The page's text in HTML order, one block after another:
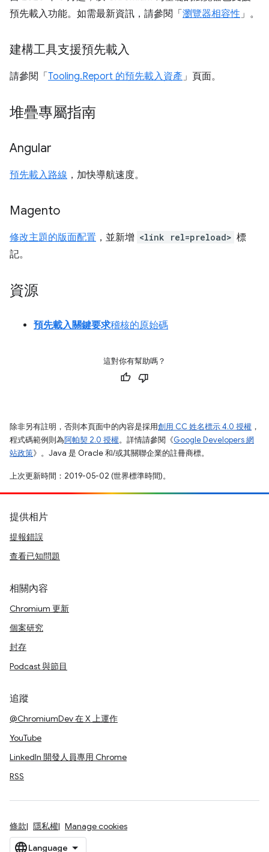
預先載入功能。如需最新資訊，請參閱「 瀏覽器相容性」。
建構工具支援預先載入
請參閱「 Tooling.Report 的預先載入資產」頁面。
堆疊專屬指南
Angular
預先載入路線 ，加快導航速度。
Magento
修改主題的版面配置 ，並新增 <link rel=preload> 標
記。
資源
預先載入關鍵要求稽核的原始碼
這對你有幫助嗎？
除非另有註明，否則本頁面中的內容是採用創用 CC 姓名標示 4.0 授權 ，
程式碼範例則為阿帕契 2.0 授權。詳情請參閱《Google Developers 網
站政策》。Java 是 Oracle 和/或其關聯企業的註冊商標。
上次更新時間：2019-05-02 (世界標準時間)。
提供相片
提報錯誤
查看已知問題
相關內容
Chromium 更新
個案研究
封存
Podcast 與節目
追蹤
@ChromiumDev 在 X 上運作
YouTube
LinkedIn 開發人員專用 Chrome
RSS
條款 隱私權 Manage cookies